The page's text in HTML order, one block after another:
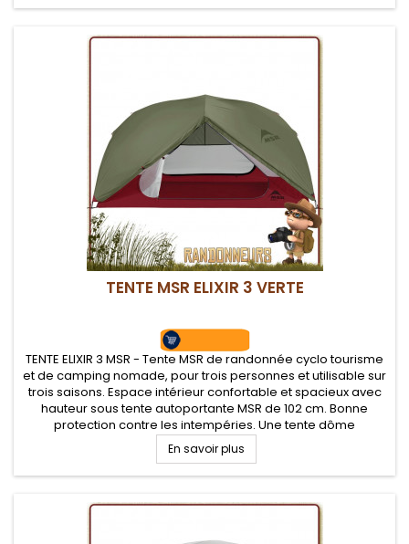
TENTE MSR ELIXIR 3 VERTE
TENTE ELIXIR 3 MSR - Tente MSR de randonnée cyclo tourisme
et de camping nomade, pour trois personnes et utilisable sur
trois saisons. Espace intérieur confortable et spacieux avec
hauteur sous tente autoportante MSR de 102 cm. Bonne
protection contre les intempéries. Une tente dôme
autoportante d'un très bon rapport qualité/prix pour trois
campeurs...
En savoir plus